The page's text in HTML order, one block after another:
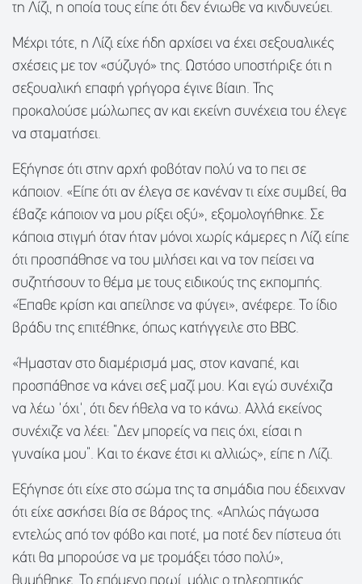
τη Λίζι, η οποία τους είπε ότι δεν ένιωθε να κινδυνεύει.
Μέχρι τότε, η Λίζι είχε ήδη αρχίσει να έχει σεξουαλικές
σχέσεις με τον «σύζυγό» της. Ωστόσο υποστήριξε ότι η
σεξουαλική επαφή γρήγορα έγινε βίαιη. Της
προκαλούσε μώλωπες αν και εκείνη συνέχεια του έλεγε
να σταματήσει.
Εξήγησε ότι στην αρχή φοβόταν πολύ να το πει σε
κάποιον. «Είπε ότι αν έλεγα σε κανέναν τι είχε συμβεί, θα
έβαζε κάποιον να μου ρίξει οξύ», εξομολογήθηκε. Σε
κάποια στιγμή όταν ήταν μόνοι χωρίς κάμερες η Λίζι είπε
ότι προσπάθησε να του μιλήσει και να τον πείσει να
συζητήσουν το θέμα με τους ειδικούς της εκπομπής.
«Έπαθε κρίση και απείλησε να φύγει», ανέφερε. Το ίδιο
βράδυ της επιτέθηκε, όπως κατήγγειλε στο BBC.
«Ήμασταν στο διαμέρισμά μας, στον καναπέ, και
προσπάθησε να κάνει σεξ μαζί μου. Και εγώ συνέχιζα
να λέω 'όχι', ότι δεν ήθελα να το κάνω. Αλλά εκείνος
συνέχιζε να λέει: “Δεν μπορείς να πεις όχι, είσαι η
γυναίκα μου”. Και το έκανε έτσι κι αλλιώς», είπε η Λίζι.
Εξήγησε ότι είχε στο σώμα της τα σημάδια που έδειχναν
ότι είχε ασκήσει βία σε βάρος της. «Απλώς πάγωσα
εντελώς από τον φόβο και ποτέ, μα ποτέ δεν πίστευα ότι
κάτι θα μπορούσε να με τρομάξει τόσο πολύ»,